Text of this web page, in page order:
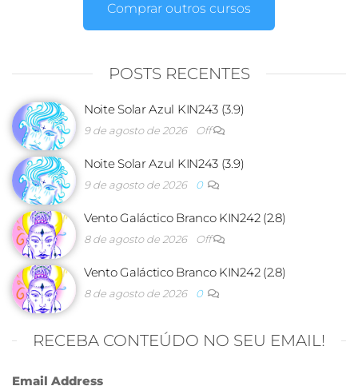
Comprar outros cursos
POSTS RECENTES
Noite Solar Azul KIN243 (3.9)
9 de agosto de 2026 Off
Noite Solar Azul KIN243 (3.9)
9 de agosto de 2026 0
Vento Galáctico Branco KIN242 (2.8)
8 de agosto de 2026 Off
Vento Galáctico Branco KIN242 (2.8)
8 de agosto de 2026 0
RECEBA CONTEÚDO NO SEU EMAIL!
Email Address